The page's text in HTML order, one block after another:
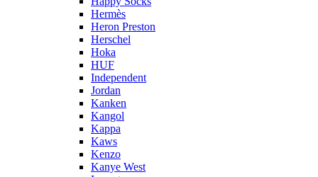
Hermès
Heron Preston
Hersсhel
Hoka
HUF
Independent
Jordan
Kanken
Kangol
Kappa
Kaws
Kenzo
Kanye West